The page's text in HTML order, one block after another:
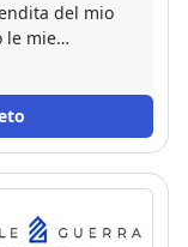
del mio
le mie
una persona